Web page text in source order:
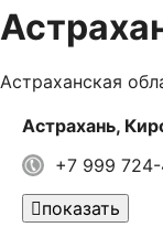
Астраханская
Астрахань,
+7 999
показать